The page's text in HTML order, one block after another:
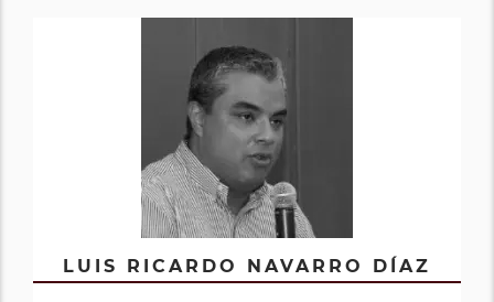
LUIS RICARDO NAVARRO DÍAZ